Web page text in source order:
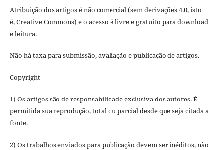
Atribuição dos artigos é não comercial (sem derivações 4.0, isto
é, Creative Commons) e o acesso é livre e gratuito para download
e leitura.
Não há taxa para submissão, avaliação e publicação de artigos.
Copyright
1) Os artigos são de responsabilidade exclusiva dos autores. É
permitida sua reprodução, total ou parcial desde que seja citada a
fonte.
2) Os trabalhos enviados para publicação devem ser inéditos, não